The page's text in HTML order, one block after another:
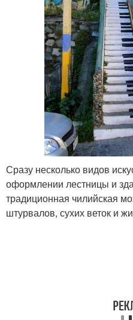
Сразу несколько видов
оформлении лестницы и
традиционная чилийская
штурвалов, сухих веток и